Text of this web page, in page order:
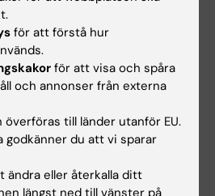
lista är rekommenderad
inte obligatorisk.
ses som fördjupning. Det
att behöva läsa
under kursens
litteratur
för att förstå hur
för att visa och spåra
och annonser från externa
till länder utanför EU.
godkänner du att vi sparar
ändra eller återkalla ditt
längst ned till vänster på